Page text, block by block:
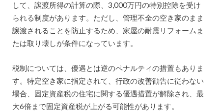
して、譲渡所得の計算の際、3,000万円の特別控除を受け
られる制度があります。ただし、管理不全の空き家のまま
譲渡されることを防止するため、家屋の耐震リフォームま
たは取り壊しが条件になっています。
税制については、優遇とは逆のペナルティの措置もありま
す。特定空き家に指定されて、行政の改善勧告に従わない
場合、固定資産税の住宅に関する優遇措置が解除され、最
大6倍まで固定資産税が上がる可能性があります。